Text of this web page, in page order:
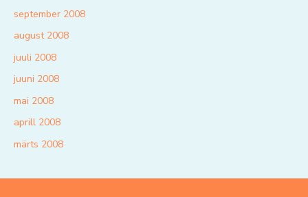
september 2008
august 2008
juuli 2008
juuni 2008
mai 2008
aprill 2008
märts 2008